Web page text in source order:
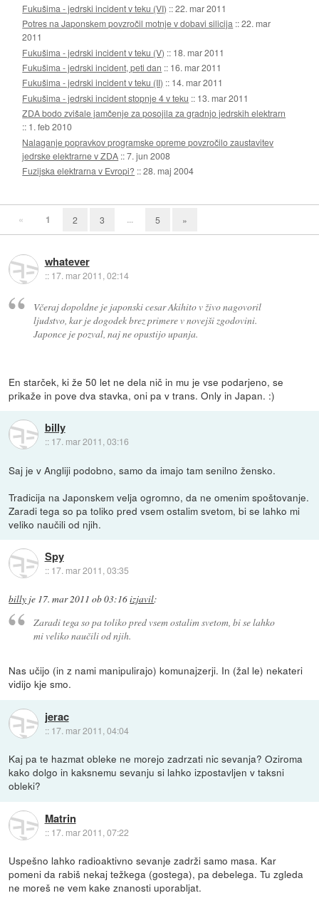
Fukušima - jedrski incident v teku (VI) ::22. mar 2011
Potres na Japonskem povzročil motnje v dobavi silicija ::22. mar
2011
Fukušima - jedrski incident v teku (V) :: 18. mar 2011
Fukušima - jedrski incident, peti dan :: 16. mar 2011
Fukušima - jedrski incident v teku (II) :: 14. mar 2011
Fukušima - jedrski incident stopnje 4 v teku :: 13. mar 2011
ZDA bodo zvišale jamčenje za posojila za gradnjo jedrskih elektrarn
:: 1. feb 2010
Nalaganje popravkov programske opreme povzročilo zaustavitev
jedrske elektrarne v ZDA ::7. jun 2008
Fuzijska elektrarna v Evropi? ::28. maj 2004
« 1 2 3 ... 5 »
whatever
:: 17. mar 2011, 02:14
Včeraj dopoldne je japonski cesar Akihito v živo nagovoril
ljudstvo, kar je dogodek brez primere v novejši zgodovini.
Japonce je pozval, naj ne opustijo upanja.
En starček, ki že 50 let ne dela nič in mu je vse podarjeno, se
prikaže in pove dva stavka, oni pa v trans. Only in Japan. :)
billy
:: 17. mar 2011, 03:16
Saj je v Angliji podobno, samo da imajo tam senilno žensko.
Tradicija na Japonskem velja ogromno, da ne omenim spoštovanje.
Zaradi tega so pa toliko pred vsem ostalim svetom, bi se lahko mi
veliko naučili od njih.
Spy
:: 17. mar 2011, 03:35
billy je 17. mar 2011 ob 03:16izjavil:
Zaradi tega so pa toliko pred vsem ostalim svetom, bi se lahko
mi veliko naučili od njih.
Nas učijo (in z nami manipulirajo) komunajzerji. In (žal le) nekateri
vidijo kje smo.
jerac
:: 17. mar 2011, 04:04
Kaj pa te hazmat obleke ne morejo zadrzati nic sevanja? Oziroma
kako dolgo in kaksnemu sevanju si lahko izpostavljen v taksni
obleki?
Matrin
:: 17. mar 2011, 07:22
Uspešno lahko radioaktivno sevanje zadrži samo masa. Kar
pomeni da rabiš nekaj težkega (gostega), pa debelega. Tu zgleda
ne moreš ne vem kake znanosti uporabljat.